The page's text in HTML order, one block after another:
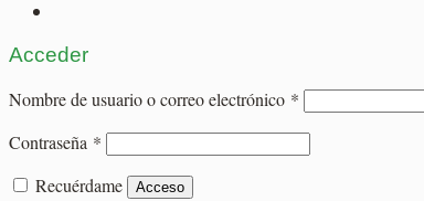
Acceder
Nombre de usuario o correo electrónico * Obligatorio
Contraseña * Obligatorio
Recuérdame
Acceso